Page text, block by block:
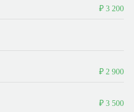
₽ 3 200
₽ 2 900
₽ 3 500